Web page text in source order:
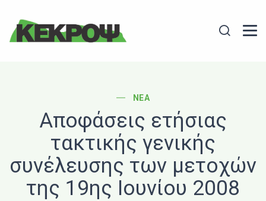
Header Logo Search
POST CATEGORY
ΝΈΑ
Αποφάσεις ετήσιας
τακτικής γενικής
συνέλευσης των μετοχών
της 19ης Ιουνίου 2008